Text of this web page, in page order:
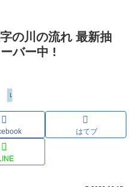
の川の流れ 最新抽
バー中 !
Loto
はてブ